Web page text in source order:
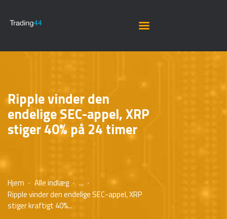
Ripple vinder den
endelige SEC-appel, XRP
stiger 40% på 24 timer
Hjem Alle indlæg
...
Ripple vinder den endelige SEC-appel, XRP
stiger kraftigt 40%...